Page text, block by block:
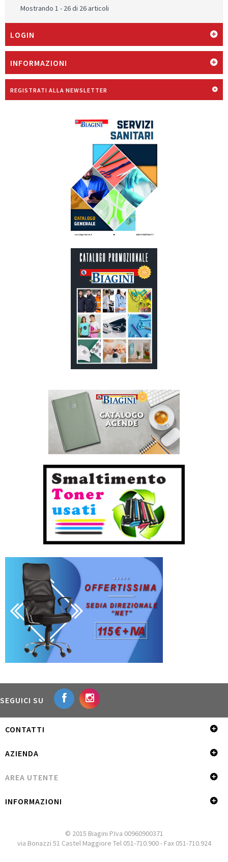
Mostrando 1 - 26 di 26 articoli
LOGIN
INFORMAZIONI
REGISTRATI ALLA NEWSLETTER
SEGUICI SU
CONTATTI
AZIENDA
AREA UTENTE
INFORMAZIONI
© 2015 Biagini P.Iva 00960900371
via Bonazzi 51 Castel Maggiore Tel 051-710.900 - Fax 051-710.924